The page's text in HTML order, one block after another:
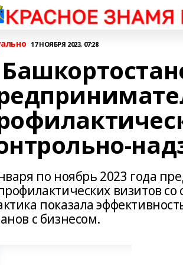
17 НОЯБРЯ 2023, 07:28
по ноябрь 2023 года
визитов
показала
с бизнесом.